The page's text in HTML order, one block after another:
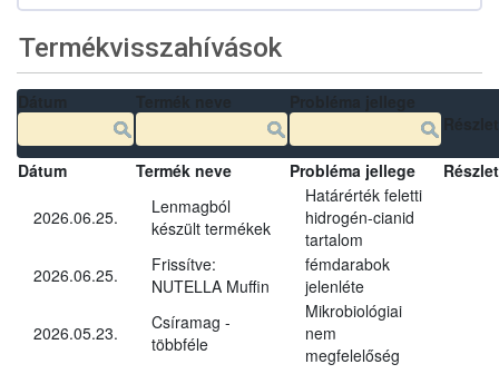
Termékvisszahívások
Dátum Termék neve Probléma jellege
2026.06.25.
Lenmagból
készült termékek
Határérték feletti
hidrogén-cianid
tartalom
2026.06.25.
Frissítve:
NUTELLA Muffin
fémdarabok
jelenléte
2026.05.23.
Csíramag -
többféle
Mikrobiológiai
nem
megfelelőség